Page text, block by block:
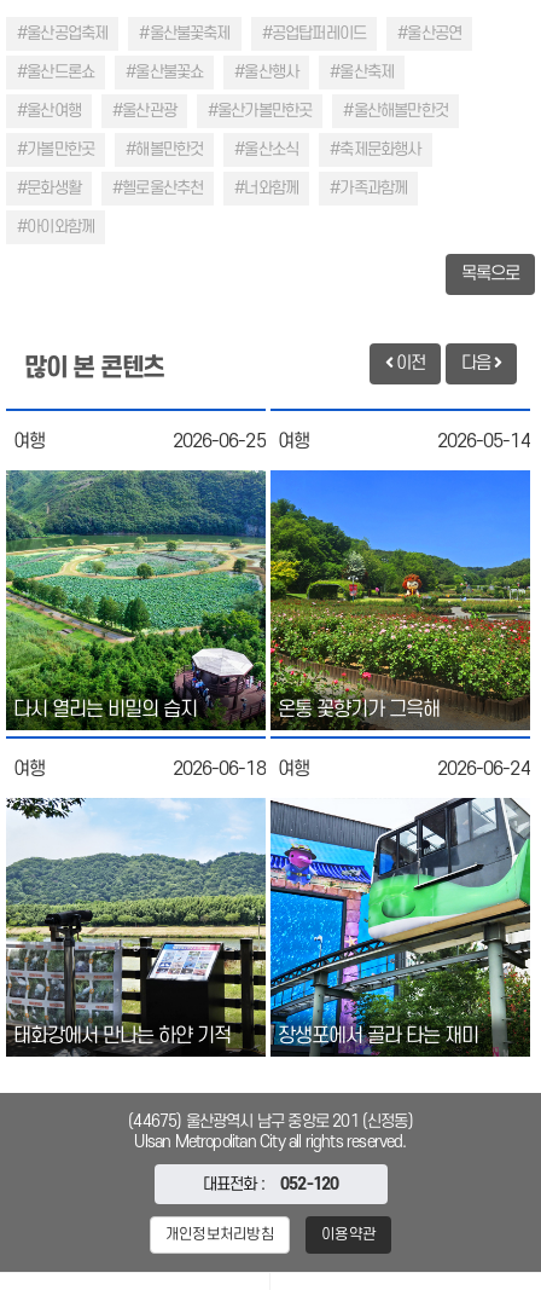
#울산공업축제 #울산불꽃축제 #공업탑퍼레이드 #울산공연
#울산드론쇼 #울산불꽃쇼 #울산행사 #울산축제
#울산여행 #울산관광 #울산가볼만한곳 #울산해볼만한것
#가볼만한곳 #해볼만한것 #울산소식 #축제문화행사
#문화생활 #헬로울산추천 #너와함께 #가족과함께
#아이와함께
목록으로
많이 본 콘텐츠 이전 다음
여행 2026-06-25
다시 열리는 비밀의 습지
여행 2026-05-14
온통 꽃향기가 그윽해
여행 2026-06-18
태화강에서 만나는 하얀 기적
여행 2026-06-24
장생포에서 골라 타는 재미
(44675) 울산광역시 남구 중앙로 201 (신정동)
Ulsan Metropolitan City all rights reserved.
대표전화 : 052-120
개인정보처리방침 이용약관